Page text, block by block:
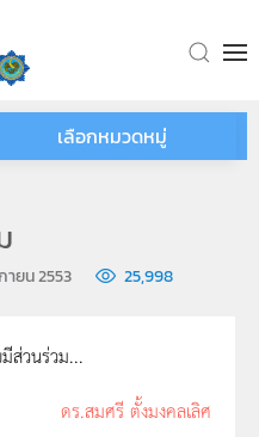
เลือกหมวดหมู่
ยน 2553 25,998
ส่วนร่วม...
ดร.สมศรี ตั้งมงคลเลิศ